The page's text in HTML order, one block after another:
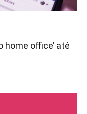
home office’ até